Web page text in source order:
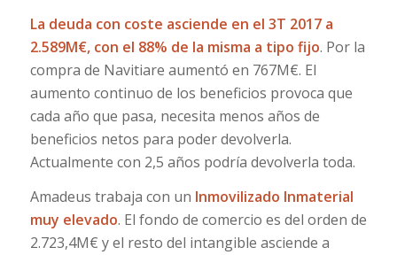
La deuda con coste asciende en el 3T 2017 a
2.589M€, con el 88% de la misma a tipo fijo. Por la
compra de Navitiare aumentó en 767M€. El
aumento continuo de los beneficios provoca que
cada año que pasa, necesita menos años de
beneficios netos para poder devolverla.
Actualmente con 2,5 años podría devolverla toda.
Amadeus trabaja con un Inmovilizado Inmaterial
muy elevado. El fondo de comercio es del orden de
2.723,4M€ y el resto del intangible asciende a